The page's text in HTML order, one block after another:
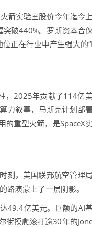
箭实验室股价今年迄今上
突破440%。罗斯资本合
正在行业中产生强大的“I
，2025年贡献了114亿
力叙事，马斯克计划部
的重型火箭，是SpaceX实
刻，美国联邦航空管理局
路演蒙上了一层阴影。
49.4亿美元。巨额的AI
街摸爬滚打逾30年的